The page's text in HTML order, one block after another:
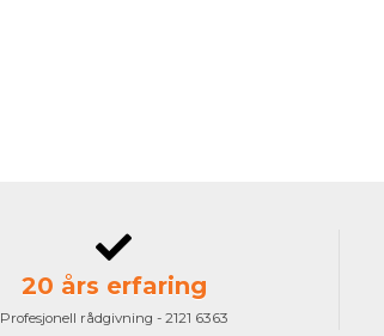
20 års erfaring
Profesjonell rådgivning - 2121 6363